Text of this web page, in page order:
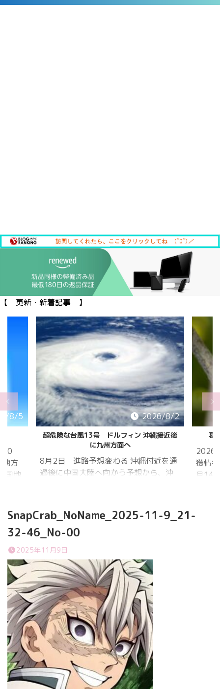
【 更新・新着記事 】
8/5
20
方
国地
2026/8/2
超危険な台風13号 ドルフィン 沖縄接近後
に九州方面へ
8月2日 進路予想変わる 沖縄付近を通
過後に中国大陸へ向かう予想から、沖
ヨーロッパ中
期予報センター 気象庁 8月31日
近海で猛烈な勢力へ 台風13号は、今
後、海面水温が29度以上の海域を西進
する見込みで、猛烈な勢力になる見込
み。
葛
2026
獲情
月14
SnapCrab_NoName_2025-11-9_21-
32-46_No-00
2025年11月9日